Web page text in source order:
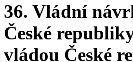
36. Vládní
České
vládou České